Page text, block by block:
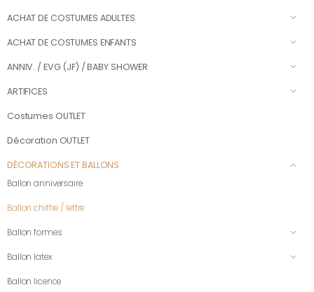
ACHAT DE COSTUMES ADULTES
ACHAT DE COSTUMES ENFANTS
ANNIV. / EVG (JF) / BABY SHOWER
ARTIFICES
Costumes OUTLET
Décoration OUTLET
DÉCORATIONS ET BALLONS
Ballon anniversaire
Ballon chiffre / lettre
Ballon formes
Ballon latex
Ballon licence